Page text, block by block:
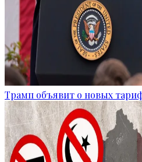
Трамп объявит о новых